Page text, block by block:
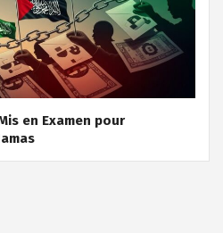
en Examen pour